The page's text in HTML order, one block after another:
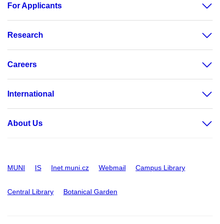
For Applicants
Research
Careers
International
About Us
MUNI IS Inet.muni.cz Webmail Campus Library
Central Library Botanical Garden